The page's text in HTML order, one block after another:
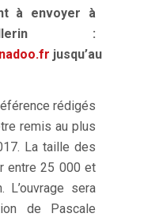
à envoyer à
:
jusqu’au
rédigés
remis au plus
La taille des
entre 25 000 et
sera
de Pascale